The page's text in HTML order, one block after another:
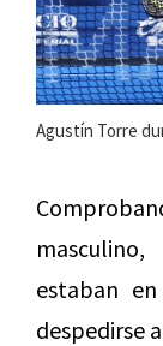
Agustín Torre
estaban
despedirse